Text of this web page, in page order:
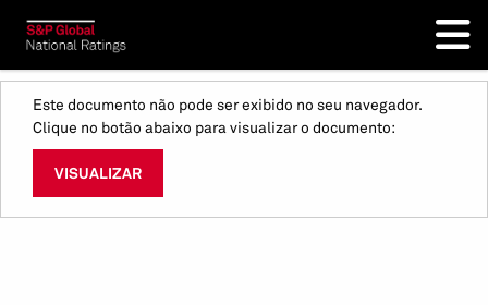
Este documento não pode ser exibido no seu navegador.
Clique no botão abaixo para visualizar o documento:
VISUALIZAR